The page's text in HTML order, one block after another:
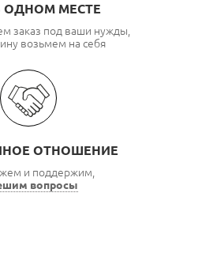
ОДНОМ МЕСТЕ
заказ под ваши нужды,
возьмем на себя
ОТНОШЕНИЕ
и поддержим,
вопросы